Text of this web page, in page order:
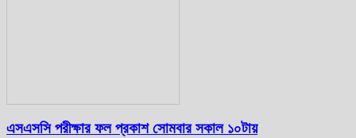
এসএসসি পরীক্ষার ফল প্রকাশ সোমবার সকাল ১০টায়